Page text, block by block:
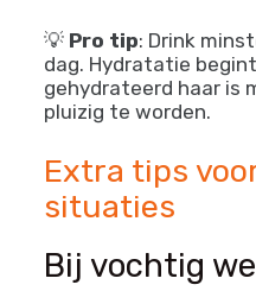
💡 Pro tip: Drink
dag. Hydratatie
gehydrateerd haar is
pluizig te worden.
Extra tips
situaties
Bij vochtig